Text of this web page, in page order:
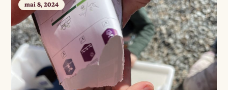
mai 8, 2024